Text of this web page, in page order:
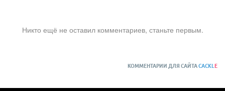
Никто ещё не оставил комментариев, станьте первым.
КОММЕНТАРИИ ДЛЯ САЙТАCACKL E